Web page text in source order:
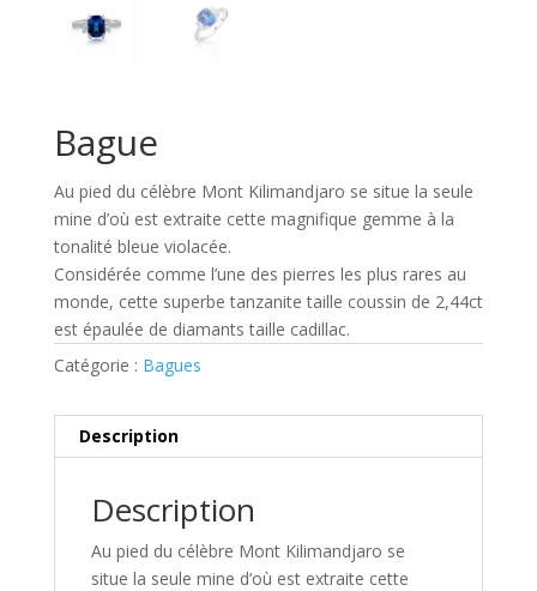
Bague
Au pied du célèbre Mont Kilimandjaro se situe la seule
mine d’où est extraite cette magnifique gemme à la
tonalité bleue violacée.
Considérée comme l’une des pierres les plus rares au
monde, cette superbe tanzanite taille coussin de 2,44ct
est épaulée de diamants taille cadillac.
Catégorie : Bagues
Description
Description
Au pied du célèbre Mont Kilimandjaro se
situe la seule mine d’où est extraite cette